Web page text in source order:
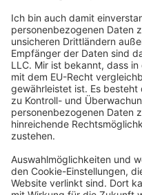
Social Media
Oft Gesucht
Rund um die Prüfung